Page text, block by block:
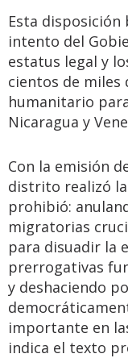
Esta
intento del
estatus legal y
cientos de miles
humanitario
Nicaragua y
Con la emisión
distrito realizó
prohibió:
migratorias
para disuadir la
prerrogativas
y deshaciendo
importante en
indica el texto